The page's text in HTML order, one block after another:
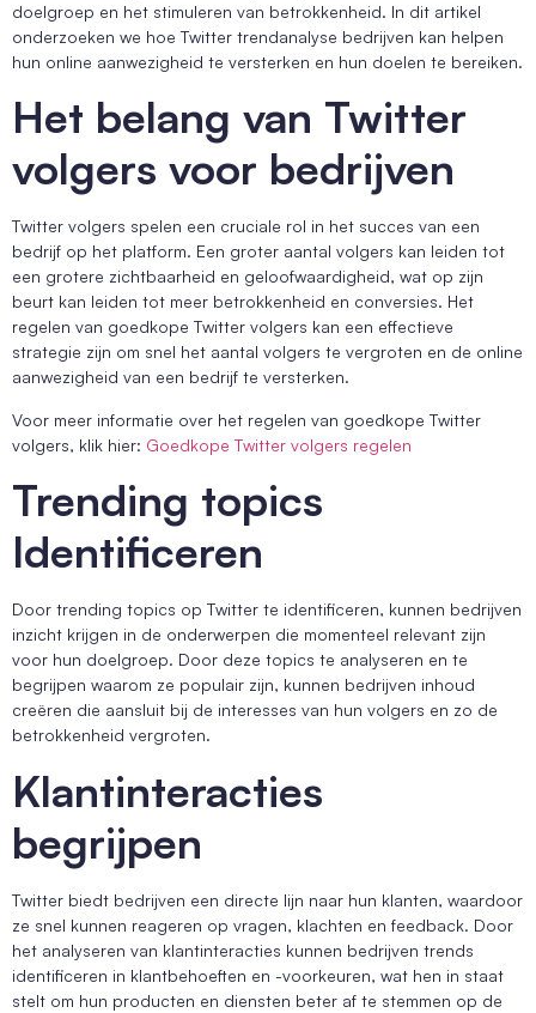
doelgroep en het stimuleren van betrokkenheid. In dit artikel
onderzoeken we hoe Twitter trendanalyse bedrijven kan helpen
hun online aanwezigheid te versterken en hun doelen te bereiken.
Het belang van Twitter
volgers voor bedrijven
Twitter volgers spelen een cruciale rol in het succes van een
bedrijf op het platform. Een groter aantal volgers kan leiden tot
een grotere zichtbaarheid en geloofwaardigheid, wat op zijn
beurt kan leiden tot meer betrokkenheid en conversies. Het
regelen van goedkope Twitter volgers kan een effectieve
strategie zijn om snel het aantal volgers te vergroten en de online
aanwezigheid van een bedrijf te versterken.
Voor meer informatie over het regelen van goedkope Twitter
volgers, klik hier: Goedkope Twitter volgers regelen
Trending topics
Identificeren
Door trending topics op Twitter te identificeren, kunnen bedrijven
inzicht krijgen in de onderwerpen die momenteel relevant zijn
voor hun doelgroep. Door deze topics te analyseren en te
begrijpen waarom ze populair zijn, kunnen bedrijven inhoud
creëren die aansluit bij de interesses van hun volgers en zo de
betrokkenheid vergroten.
Klantinteracties
begrijpen
Twitter biedt bedrijven een directe lijn naar hun klanten, waardoor
ze snel kunnen reageren op vragen, klachten en feedback. Door
het analyseren van klantinteracties kunnen bedrijven trends
identificeren in klantbehoeften en -voorkeuren, wat hen in staat
stelt om hun producten en diensten beter af te stemmen op de